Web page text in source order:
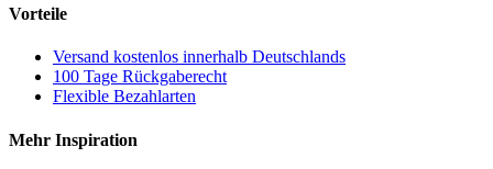
Vorteile
Versand kostenlos innerhalb Deutschlands
100 Tage Rückgaberecht
Flexible Bezahlarten
Mehr Inspiration